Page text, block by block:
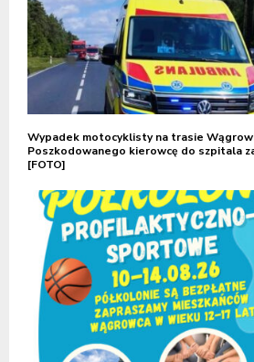
Wypadek motocyklisty na trasie
Poszkodowanego kierowcę do szpitala
[FOTO]